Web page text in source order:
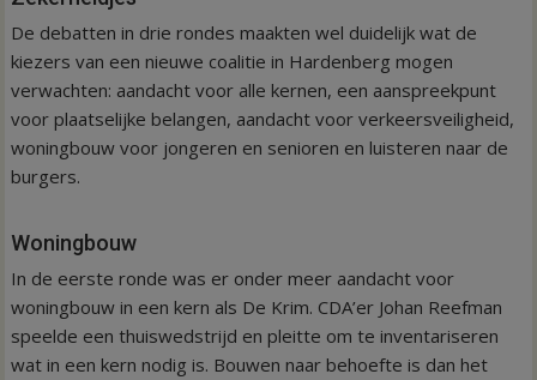
De debatten in drie rondes maakten wel duidelijk wat de
kiezers van een nieuwe coalitie in Hardenberg mogen
verwachten: aandacht voor alle kernen, een aanspreekpunt
voor plaatselijke belangen, aandacht voor verkeersveiligheid,
woningbouw voor jongeren en senioren en luisteren naar de
burgers.
Woningbouw
In de eerste ronde was er onder meer aandacht voor
woningbouw in een kern als De Krim. CDA’er Johan Reefman
speelde een thuiswedstrijd en pleitte om te inventariseren
wat in een kern nodig is. Bouwen naar behoefte is dan het